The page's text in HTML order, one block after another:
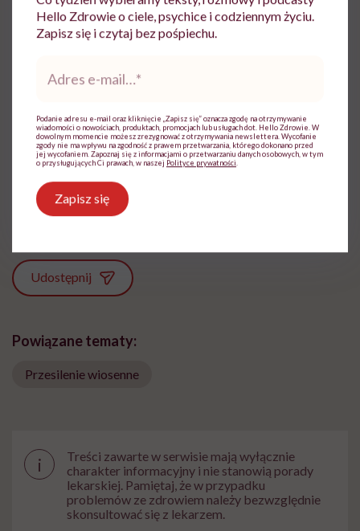
Z czytania, gadania i pisania uczyniła
sposób na życie. Pracowała w Wirtualnej
Polsce i TVN. W Hello Zdrowie jest
dziennikarką i wydawczynią
Zobacz profil
Udostępnij
Powiązane tematy:
Przesilenie wiosenne
i
Treści zawarte w serwisie mają wyłącznie
charakter informacyjny i nie stanowią porady
lekarskiej. Pamiętaj, że w przypadku
problemów ze zdrowiem należy bezwzględnie
skonsultować się z lekarzem.
Hello Zdrowie o ciele, psychice i codziennym życiu.
Zapisz się i czytaj bez pośpiechu.
mail*
Podanie adresu e-mail oraz kliknięcie „Zapisz się” oznacza zgodę na otrzymywanie
wiadomości o nowościach, produktach, promocjach lub usługach dot. Hello Zdrowie. W
dowolnym momencie możesz zrezygnować z otrzymywania newslettera. Wycofanie
zgody nie ma wpływu na zgodność z prawem przetwarzania, którego dokonano przed
jej wycofaniem. Zapoznaj się z informacjami o przetwarzaniu danych osobowych, w tym
o przysługujących Ci prawach, w naszej Polityce prywatności
Zapisz się